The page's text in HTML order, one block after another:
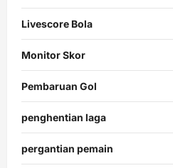
Livescore Bola
Monitor Skor
Pembaruan Gol
penghentian laga
pergantian pemain